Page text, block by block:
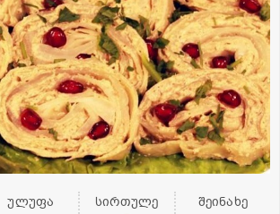
ულუფა სირთულე შეინახე